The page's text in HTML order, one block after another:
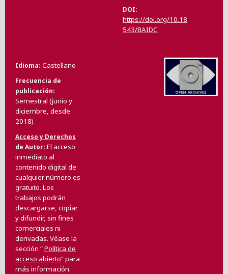
DOI
https://doi.org/10.18
543/BAIDC
Idioma Castellano
Frecuencia de
publicación
Semestral (junio y
diciembre, desde
2018)
Acceso y Derechos
de Autor El acceso
inmediato al
contenido digital de
cualquier número es
gratuito. Los
trabajos podrán
descargarse, copiar
y difundir, sin fines
comerciales ni
derivadas. Véase la
sección “Política de
acceso abierto” para
más información.